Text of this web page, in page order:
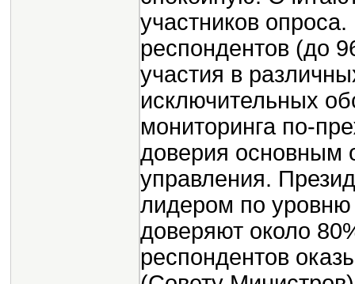
участников
респондентов (до
участия в
исключительных
мониторинга по-
доверия основным
управления.
лидером по уровню
доверяют около
респондентов